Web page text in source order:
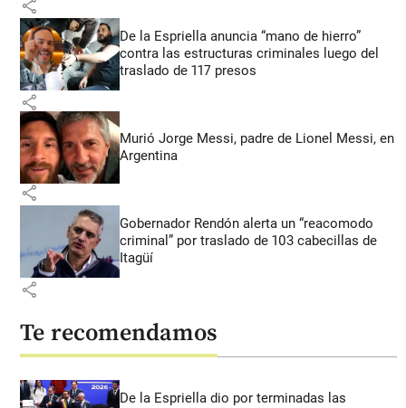
share
De la Espriella anuncia “mano de hierro”
contra las estructuras criminales luego del
traslado de 117 presos
share
Murió Jorge Messi, padre de Lionel Messi, en
Argentina
share
Gobernador Rendón alerta un “reacomodo
criminal” por traslado de 103 cabecillas de
Itagüí
share
Te recomendamos
De la Espriella dio por terminadas las